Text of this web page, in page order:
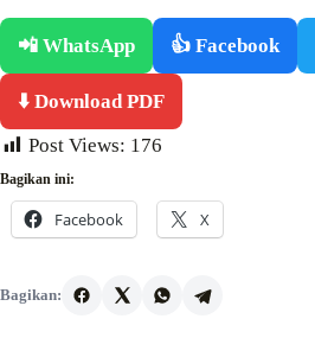
📲 WhatsApp 👍 Facebook
⬇️ Download PDF
Post Views: 176
Bagikan ini:
Facebook X
Bagikan: